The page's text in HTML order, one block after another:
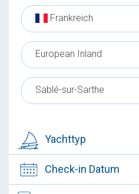
Frankreich
European Inland
Sablé-sur-Sarthe
Yachttyp
Check-in Datum